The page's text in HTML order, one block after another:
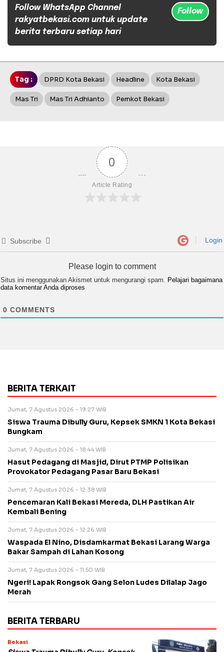
Follow WhatsApp Channel
rakyatbekasi.com untuk update
berita terbaru setiap hari
Follow
Tag : DPRD Kota Bekasi Headline Kota Bekasi
Mas Tri Mas Tri Adhianto Pemkot Bekasi
0
Article Rating
Subscribe Login
Please login to comment
Situs ini menggunakan Akismet untuk mengurangi spam.
Pelajari bagaimana
data komentar Anda diproses
0 COMMENTS
BERITA TERKAIT
Jumat, 7 Agustus 2026 - 19:27 WIB
Siswa Trauma Dibully Guru, Kepsek SMKN 1 Kota Bekasi
Bungkam
Jumat, 7 Agustus 2026 - 18:44 WIB
Hasut Pedagang di Masjid, Dirut PTMP Polisikan
Provokator Pedagang Pasar Baru Bekasi
Jumat, 7 Agustus 2026 - 12:38 WIB
Pencemaran Kali Bekasi Mereda, DLH Pastikan Air
Kembali Bening
Jumat, 7 Agustus 2026 - 12:26 WIB
Waspada El Nino, Disdamkarmat Bekasi Larang Warga
Bakar Sampah di Lahan Kosong
Jumat, 7 Agustus 2026 - 11:50 WIB
Ngeri! Lapak Rongsok Gang Selon Ludes Dilalap Jago
Merah
BERITA TERBARU
Bekasi